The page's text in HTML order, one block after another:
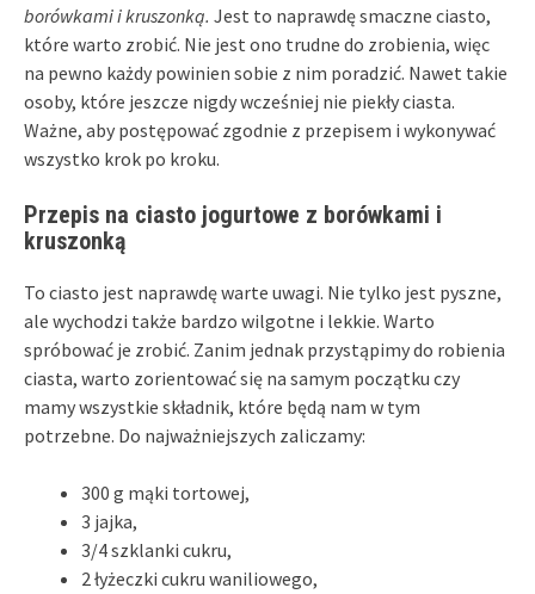
borówkami i kruszonką. Jest to naprawdę smaczne ciasto,
które warto zrobić. Nie jest ono trudne do zrobienia, więc
na pewno każdy powinien sobie z nim poradzić. Nawet takie
osoby, które jeszcze nigdy wcześniej nie piekły ciasta.
Ważne, aby postępować zgodnie z przepisem i wykonywać
wszystko krok po kroku.
Przepis na ciasto jogurtowe z borówkami i
kruszonką
To ciasto jest naprawdę warte uwagi. Nie tylko jest pyszne,
ale wychodzi także bardzo wilgotne i lekkie. Warto
spróbować je zrobić. Zanim jednak przystąpimy do robienia
ciasta, warto zorientować się na samym początku czy
mamy wszystkie składnik, które będą nam w tym
potrzebne. Do najważniejszych zaliczamy:
300 g mąki tortowej,
3 jajka,
3/4 szklanki cukru,
2 łyżeczki cukru waniliowego,